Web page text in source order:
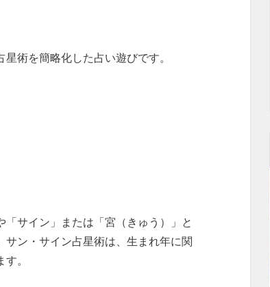
術を簡略化した占い遊びです。
サイン」または「宮（きゅう）」と
ン・サイン占星術は、生まれ年に関
。